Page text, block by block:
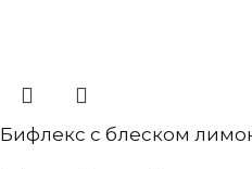
Бифлекс с блеском